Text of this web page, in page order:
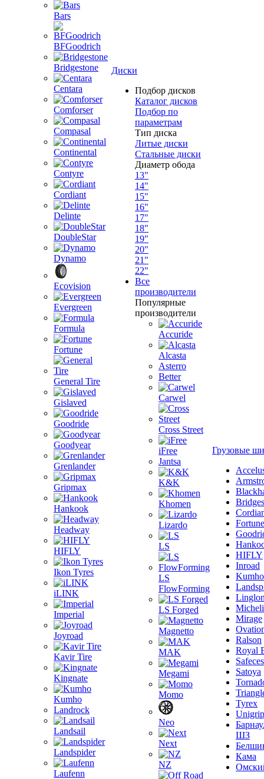
Bars
BFGoodrich
Bridgestone
Centara
Comforser
Compasal
Continental
Contyre
Cordiant
Delinte
DoubleStar
Dynamo
Ecovision
Evergreen
Formula
Fortune
General Tire
Gislaved
Goodride
Goodyear
Grenlander
Gripmax
Hankook
Headway
HIFLY
Ikon Tyres
iLINK
Imperial
Joyroad
Kavir Tire
Kingnate
Kumho
Landrock
Landsail
Landspider
Laufenn
Диски
Подбор дисков
Каталог дисков
Подбор по
параметрам
Тип диска
Литые диски
Стальные диски
Диаметр обода
13"
14"
15"
16"
17"
18"
19"
20"
21"
22"
Все
производители
Популярные
производители
Accuride
Alcasta
Asterro
Better
Carwel
Cross Street
iFree
Jantsa
K&K
Khomen
Lizardo
LS
LS
FlowForming
LS Forged
Magnetto
MAK
Megami
Momo
Neo
Next
NZ
Грузовые
Fortune
HIFLY
Inroad
Kumho
Mirage
Ralson
Royal
Satoya
Tyrex
Unigrip
ШЗ
Кама